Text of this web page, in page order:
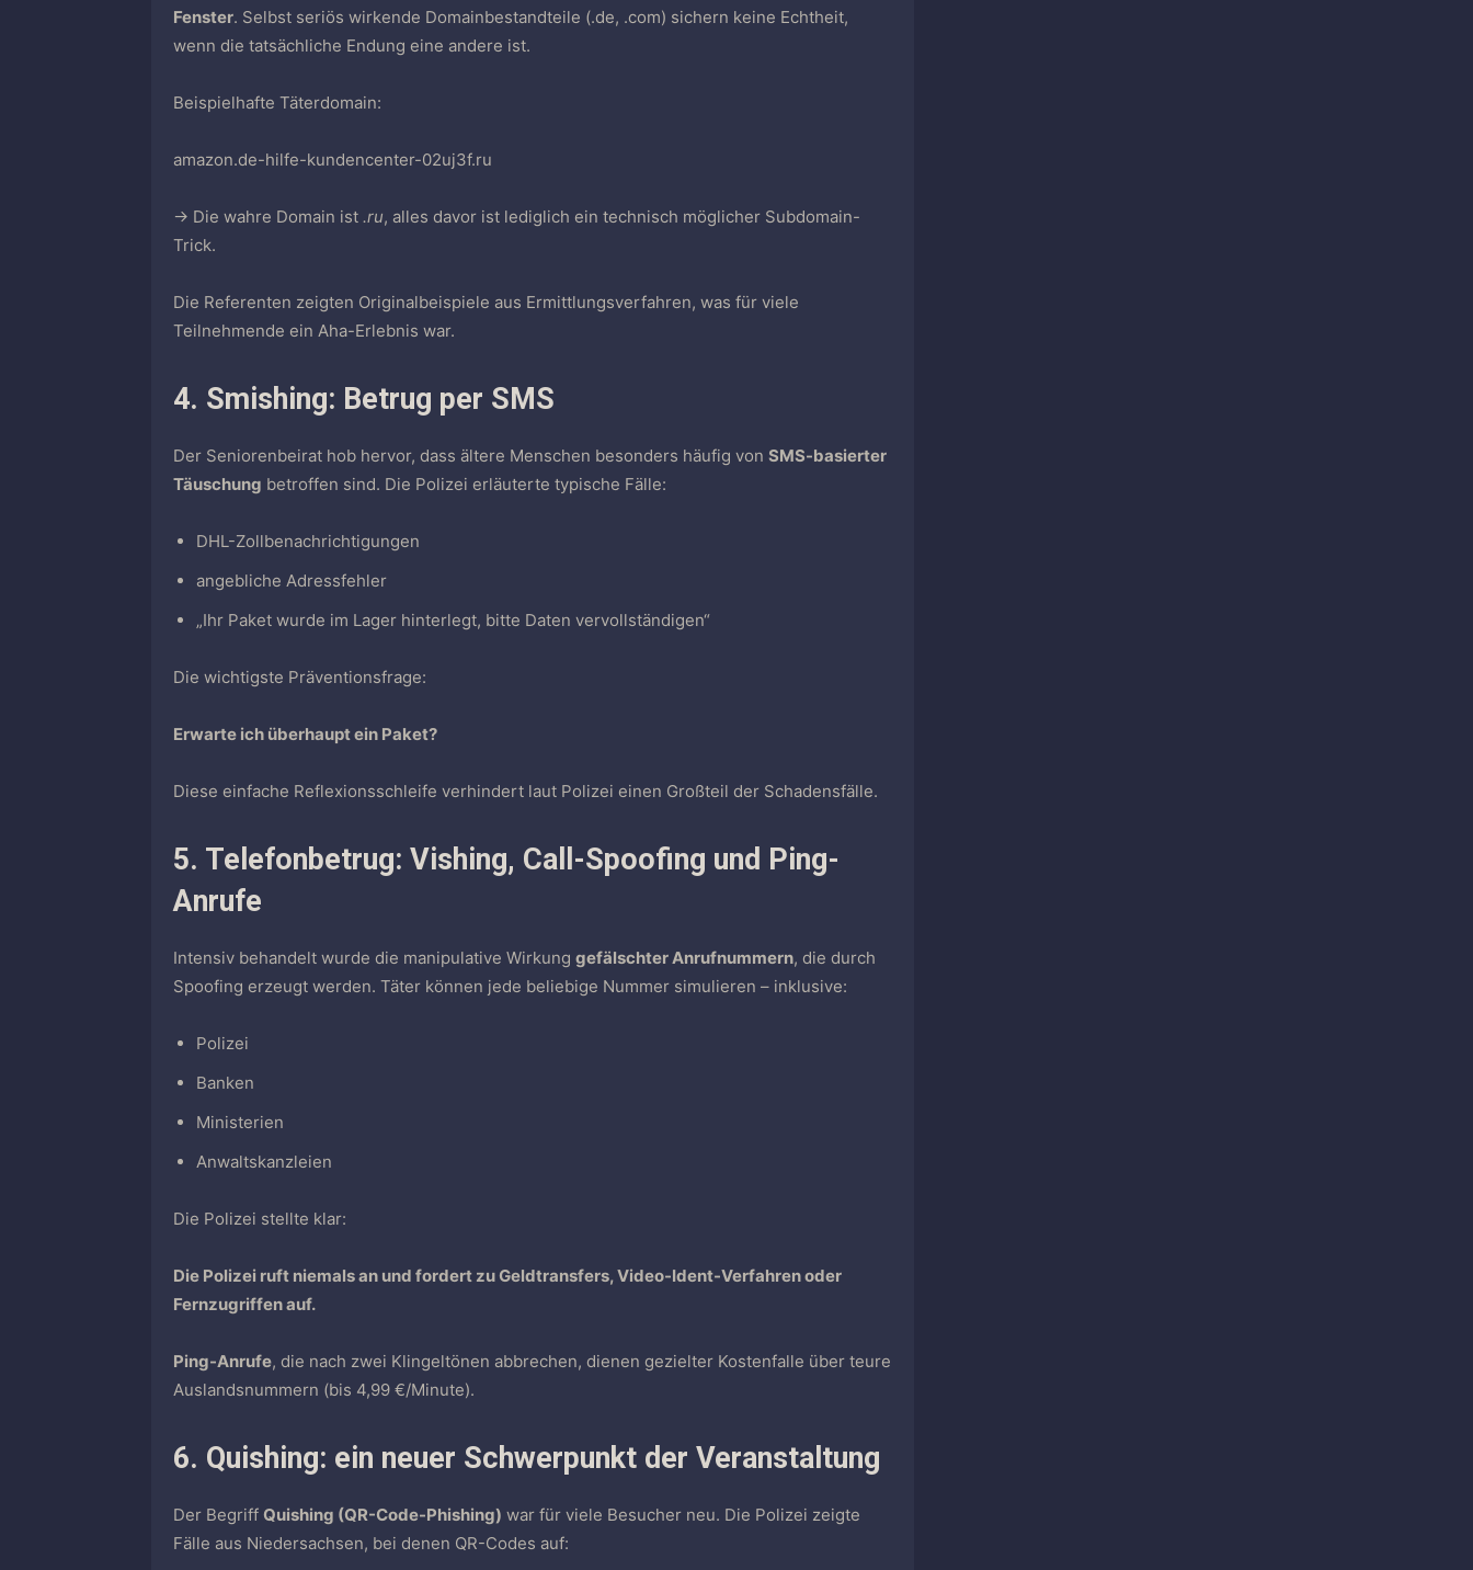
Fenster. Selbst seriös wirkende Domainbestandteile (.de, .com) sichern keine Echtheit,
wenn die tatsächliche Endung eine andere ist.
Beispielhafte Täterdomain:
amazon.de-hilfe-kundencenter-02uj3f.ru
→ Die wahre Domain ist .ru, alles davor ist lediglich ein technisch möglicher Subdomain-
Trick.
Die Referenten zeigten Originalbeispiele aus Ermittlungsverfahren, was für viele
Teilnehmende ein Aha-Erlebnis war.
4. Smishing: Betrug per SMS
Der Seniorenbeirat hob hervor, dass ältere Menschen besonders häufig von SMS-basierter
Täuschung betroffen sind. Die Polizei erläuterte typische Fälle:
DHL-Zollbenachrichtigungen
angebliche Adressfehler
„Ihr Paket wurde im Lager hinterlegt, bitte Daten vervollständigen“
Die wichtigste Präventionsfrage:
Erwarte ich überhaupt ein Paket?
Diese einfache Reflexionsschleife verhindert laut Polizei einen Großteil der Schadensfälle.
5. Telefonbetrug: Vishing, Call-Spoofing und Ping-
Anrufe
Intensiv behandelt wurde die manipulative Wirkung gefälschter Anrufnummern, die durch
Spoofing erzeugt werden. Täter können jede beliebige Nummer simulieren – inklusive:
Polizei
Banken
Ministerien
Anwaltskanzleien
Die Polizei stellte klar:
Die Polizei ruft niemals an und fordert zu Geldtransfers, Video-Ident-Verfahren oder
Fernzugriffen auf.
Ping-Anrufe, die nach zwei Klingeltönen abbrechen, dienen gezielter Kostenfalle über teure
Auslandsnummern (bis 4,99 €/Minute).
6. Quishing: ein neuer Schwerpunkt der Veranstaltung
Der Begriff Quishing (QR-Code-Phishing) war für viele Besucher neu. Die Polizei zeigte
Fälle aus Niedersachsen, bei denen QR-Codes auf: